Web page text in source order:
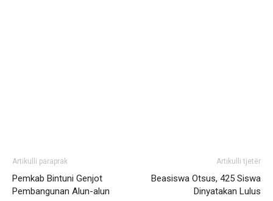
Artikulli paraprak
Pemkab Bintuni Genjot
Pembangunan Alun-alun
Artikulli tjetër
Beasiswa Otsus, 425 Siswa
Dinyatakan Lulus